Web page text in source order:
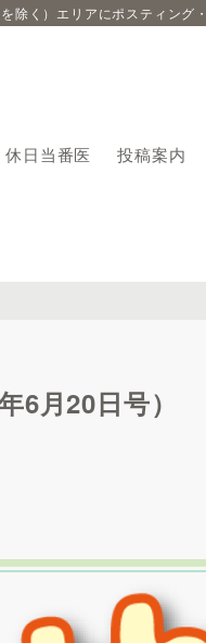
除く）エリアにポスティング
休日当番医 投稿案内
6月20日号）